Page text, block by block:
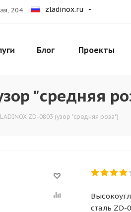
zladinox.ru
204
Блог Проекты
"средняя
ZD-0803 (узор "средняя роза")
сталь ZD-